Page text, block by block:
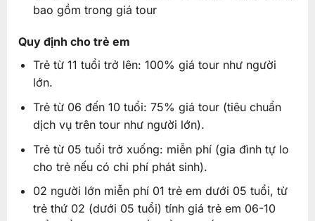
bao gồm trong giá tour
Quy định cho trẻ em
Trẻ từ 11 tuổi trở lên: 100% giá tour như người
lớn.
Trẻ từ 06 đến 10 tuổi: 75% giá tour (tiêu chuẩn
dịch vụ trên tour như người lớn).
Trẻ từ 05 tuổi trở xuống: miễn phí (gia đình tự lo
cho trẻ nếu có chi phí phát sinh).
02 người lớn miễn phí 01 trẻ em dưới 05 tuổi, từ
trẻ thứ 02 (dưới 05 tuổi) tính giá trẻ em 06-10